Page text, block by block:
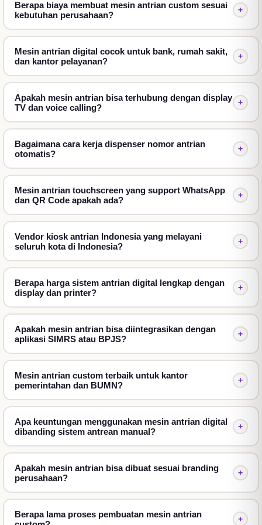
Meminimalkan kesalahan petugas.
Memberikan pengalaman pelanggan yang lebih
Meningkatkan citra profesional perusahaan.
Cara Kerja Mesin Antrian
Sistem bekerja dengan alur sederhana:
Pelanggan memilih jenis layanan melalui layar sentuh.
Mesin mencetak nomor antrean.
Nomor antrean tampil pada layar informasi.
Petugas memanggil nomor melalui komputer atau
tombol loket.
Komponen Mesin Antrian
Kiosk Mesin Antrian
Kiosk menjadi pusat pengambilan nomor antrean
Dispenser Nomor Antrian
Printer thermal mencetak nomor antrean secara
otomatis dengan cepat dan hemat biaya
operasional.
TV Display
Menampilkan nomor antrean aktif, loket tujuan,
informasi layanan, hingga video promosi perusahaan.
Sistem memanggil pelanggan secara otomatis
menggunakan suara sehingga proses antrean lebih
Jenis Mesin Antrian yang Tersedia
kebutuhan instansi.
Berapa biaya membuat mesin antrian custom sesuai
kebutuhan perusahaan?
+
Mesin antrian digital cocok untuk bank, rumah sakit,
dan kantor pelayanan?
+
Apakah mesin antrian bisa terhubung dengan display
TV dan voice calling?
+
Bagaimana cara kerja dispenser nomor antrian
otomatis?
+
Mesin antrian touchscreen yang support WhatsApp
dan QR Code apakah ada?
+
Vendor kiosk antrian Indonesia yang melayani
seluruh kota di Indonesia?
+
Berapa harga sistem antrian digital lengkap dengan
display dan printer?
+
Apakah mesin antrian bisa diintegrasikan dengan
aplikasi SIMRS atau BPJS?
+
Mesin antrian custom terbaik untuk kantor
pemerintahan dan BUMN?
+
Apa keuntungan menggunakan mesin antrian digital
dibanding sistem antrean manual?
+
Apakah mesin antrian bisa dibuat sesuai branding
perusahaan?
+
Berapa lama proses pembuatan mesin antrian
+